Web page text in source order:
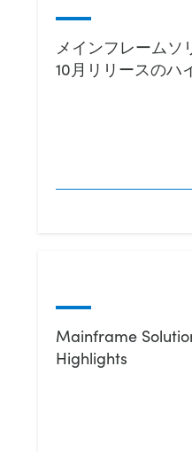
メインフレームソ
10月リリースのハ
Mainframe
Highlights